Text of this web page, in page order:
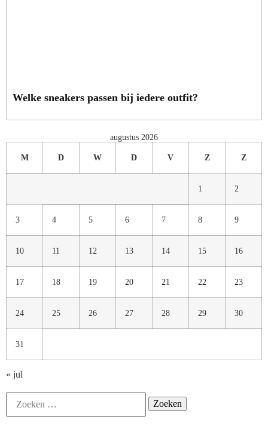
Welke sneakers passen bij iedere outfit?
augustus 2026
M D W D V Z Z
1 2
3 4 5 6 7 8 9
10 11 12 13 14 15 16
17 18 19 20 21 22 23
24 25 26 27 28 29 30
31
« jul